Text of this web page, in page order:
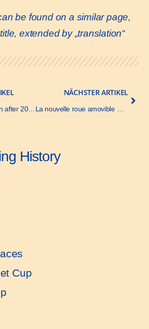
be found on a similar page,
extended by „translation“
Wire Wheels Return after 20 Years, Part III – Motor Age – 8 May 1913
NÄCHSTER ARTIKEL
La nouvelle roue amovible Rudge-Whithworth – La Vie Automobile – 12 October 1912
History
Cup